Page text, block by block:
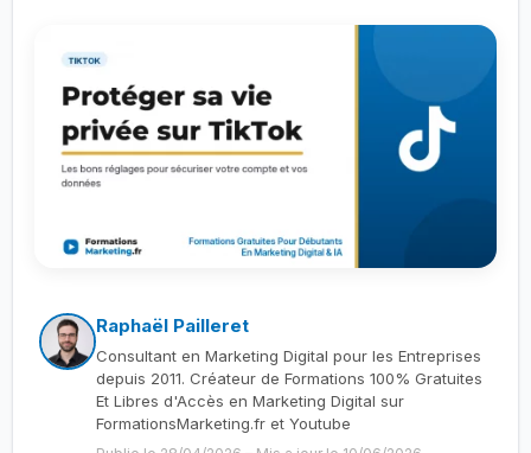
Raphaël Pailleret
Consultant en Marketing Digital pour les Entreprises
depuis 2011. Créateur de Formations 100% Gratuites
Et Libres d'Accès en Marketing Digital sur
FormationsMarketing.fr et Youtube